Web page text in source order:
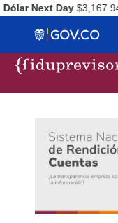
Next Day $3,167.94